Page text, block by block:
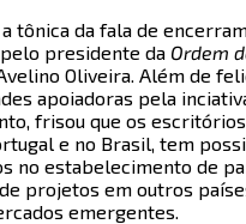
tônica da fala de
presidente da Ordem
Avelino Oliveira. Além de
apoiadoras pela
frisou que os
e no Brasil, tem
no estabelecimento de
projetos em outros
emergentes.